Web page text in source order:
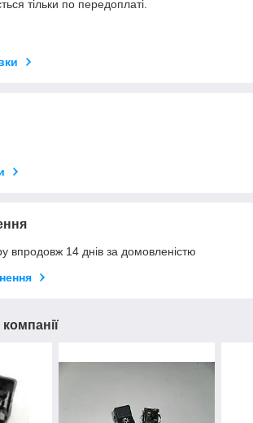
тільки по передоплаті.
впродовж 14 днів за домовленістю